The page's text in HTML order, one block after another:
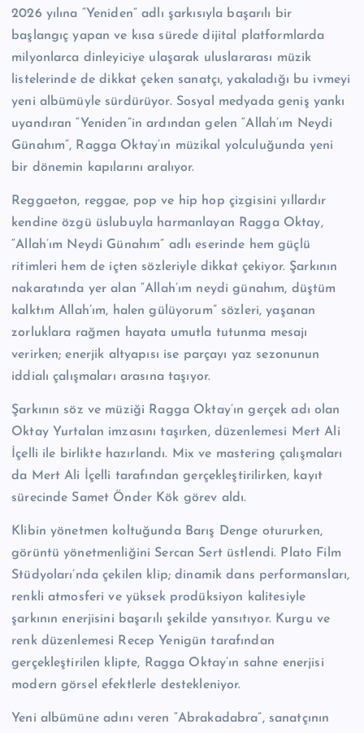
2026 yılına “Yeniden” adlı şarkısıyla başarılı bir
başlangıç yapan ve kısa sürede dijital platformlarda
milyonlarca dinleyiciye ulaşarak uluslararası müzik
listelerinde de dikkat çeken sanatçı, yakaladığı bu ivmeyi
yeni albümüyle sürdürüyor. Sosyal medyada geniş yankı
uyandıran “Yeniden”in ardından gelen “Allah’ım Neydi
Günahım”, Ragga Oktay’ın müzikal yolculuğunda yeni
bir dönemin kapılarını aralıyor.
Reggaeton, reggae, pop ve hip hop çizgisini yıllardır
kendine özgü üslubuyla harmanlayan Ragga Oktay,
“Allah’ım Neydi Günahım” adlı eserinde hem güçlü
ritimleri hem de içten sözleriyle dikkat çekiyor. Şarkının
nakaratında yer alan “Allah’ım neydi günahım, düştüm
kalktım Allah’ım, halen gülüyorum” sözleri, yaşanan
zorluklara rağmen hayata umutla tutunma mesajı
verirken; enerjik altyapısı ise parçayı yaz sezonunun
iddialı çalışmaları arasına taşıyor.
Şarkının söz ve müziği Ragga Oktay’ın gerçek adı olan
Oktay Yurtalan imzasını taşırken, düzenlemesi Mert Ali
İçelli ile birlikte hazırlandı. Mix ve mastering çalışmaları
da Mert Ali İçelli tarafından gerçekleştirilirken, kayıt
sürecinde Samet Önder Kök görev aldı.
Klibin yönetmen koltuğunda Barış Denge otururken,
görüntü yönetmenliğini Sercan Sert üstlendi. Plato Film
Stüdyoları’nda çekilen klip; dinamik dans performansları,
renkli atmosferi ve yüksek prodüksiyon kalitesiyle
şarkının enerjisini başarılı şekilde yansıtıyor. Kurgu ve
renk düzenlemesi Recep Yenigün tarafından
gerçekleştirilen klipte, Ragga Oktay’ın sahne enerjisi
modern görsel efektlerle destekleniyor.
Yeni albümüne adını veren “Abrakadabra”, sanatçının